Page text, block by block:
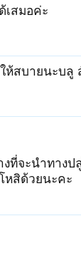
เสมอค่ะ
ให้สบายนะบ
ที่จะนำทาง
หสิด้วยนะคะ